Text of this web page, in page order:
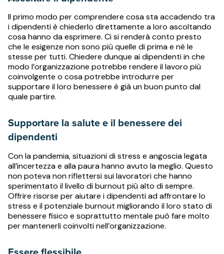
Il primo modo per comprendere cosa sta accadendo tra
i dipendenti è chiederlo direttamente a loro ascoltando
cosa hanno da esprimere. Ci si renderà conto presto
che le esigenze non sono più quelle di prima e né le
stesse per tutti. Chiedere dunque ai dipendenti in che
modo l’organizzazione potrebbe rendere il lavoro più
coinvolgente o cosa potrebbe introdurre per
supportare il loro benessere è già un buon punto dal
quale partire.
Supportare la salute e il benessere dei
dipendenti
Con la pandemia, situazioni di stress e angoscia legata
all’incertezza e alla paura hanno avuto la meglio. Questo
non poteva non riflettersi sui lavoratori che hanno
sperimentato il livello di burnout più alto di sempre.
Offrire risorse per aiutare i dipendenti ad affrontare lo
stress e il potenziale burnout migliorando il loro stato di
benessere fisico e soprattutto mentale può fare molto
per mantenerli coinvolti nell’organizzazione.